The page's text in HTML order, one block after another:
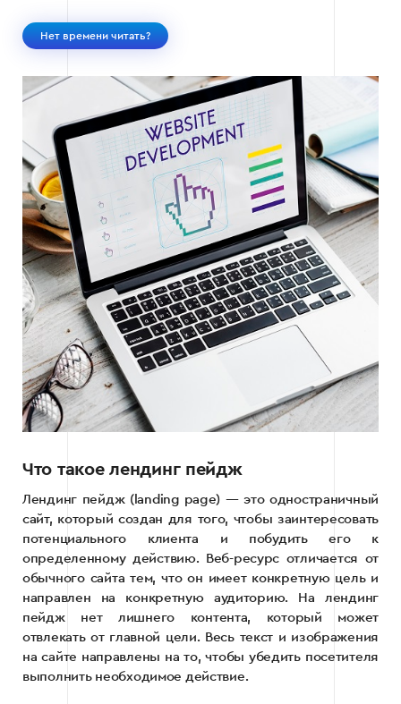
Нет времени читать?
Что такое лендинг пейдж
Лендинг пейдж (landing page) — это одностраничный
сайт, который создан для того, чтобы заинтересовать
потенциального клиента и побудить его к
определенному действию. Веб-ресурс отличается от
обычного сайта тем, что он имеет конкретную цель и
направлен на конкретную аудиторию. На лендинг
пейдж нет лишнего контента, который может
отвлекать от главной цели. Весь текст и изображения
на сайте направлены на то, чтобы убедить посетителя
выполнить необходимое действие.